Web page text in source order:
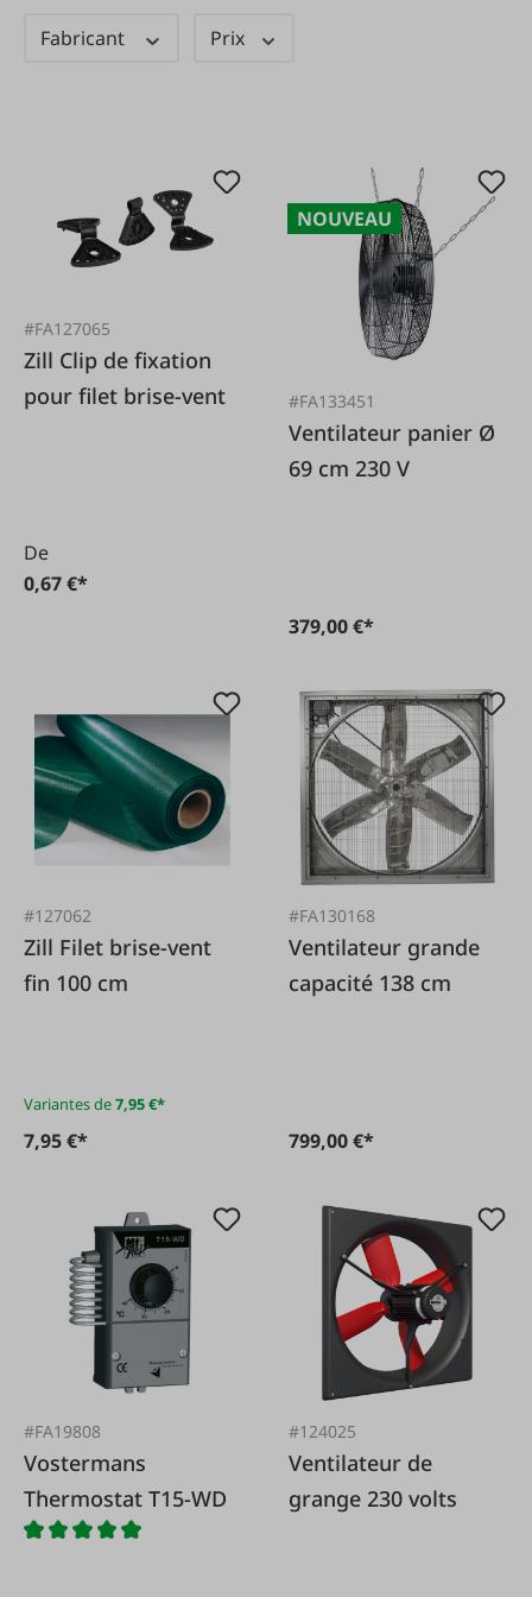
Fabricant Prix
#FA127065
Zill Clip de fixation
pour filet brise-vent
De
0,67 €*
NOUVEAU
#FA133451
Ventilateur panier Ø
69 cm 230 V
379,00 €*
#127062
Zill Filet brise-vent
fin 100 cm
Variantes de7,95 €*
7,95 €*
#FA130168
Ventilateur grande
capacité 138 cm
799,00 €*
#FA19808
Vostermans
Thermostat T15-WD
#124025
Ventilateur de
grange 230 volts